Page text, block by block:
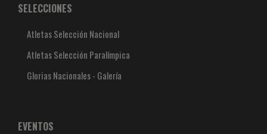
SELECCIONES
Atletas Selección Nacional
Atletas Selección Paralímpica
Glorias Nacionales - Galería
EVENTOS